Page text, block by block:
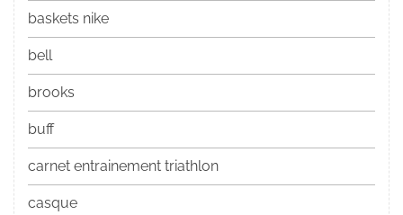
baskets nike
bell
brooks
buff
carnet entrainement triathlon
casque